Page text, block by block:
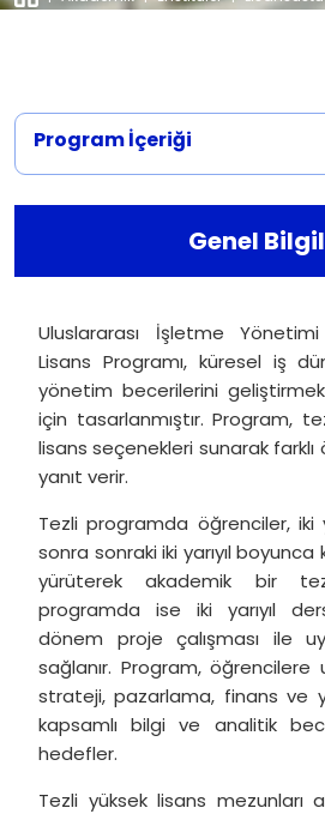
Alım Koşulları ve Kontenjan
Program İçeriği
Genel
Uluslararası İşletme
Lisans Programı, küresel iş
yönetim becerilerini
için tasarlanmıştır. Program,
lisans seçenekleri sunarak farklı
yanıt verir.
Tezli programda öğrenciler, iki
sonra sonraki iki yarıyıl boyunca
yürüterek akademik bir
programda ise iki yarıyıl
dönem proje çalışması ile
sağlanır. Program, öğrencilere
strateji, pazarlama, finans ve
kapsamlı bilgi ve analitik
hedefler.
Tezli yüksek lisans mezunları